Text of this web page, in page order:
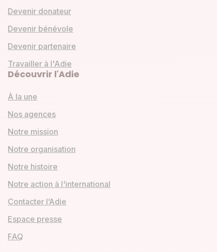
Devenir donateur
Devenir bénévole
Devenir partenaire
Travailler à l'Adie
Découvrir l'Adie
À la une
Nos agences
Notre mission
Notre organisation
Notre histoire
Notre action à l'international
Contacter l’Adie
Espace presse
FAQ